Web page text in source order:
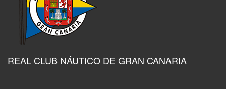
REAL CLUB NÁUTICO DE GRAN CANARIA